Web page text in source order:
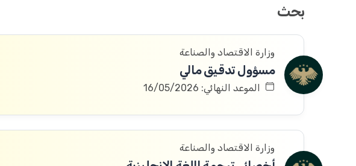
بحث
وزارة الاقتصاد والصناعة
مسؤول تدقيق مالي
الموعد النهائي: 16/05/2026
وزارة الاقتصاد والصناعة